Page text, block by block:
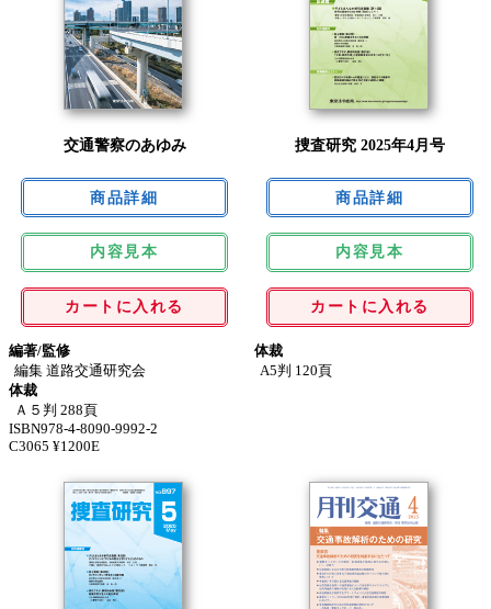
交通警察のあゆみ
内容見本
カートに入れる
編著/監修
編集 道路交通研究会
体裁
Ａ５判 288頁
ISBN978-4-8090-9992-2
C3065 ¥1200E
捜査研究 2025年4月号
内容見本
カートに入れる
体裁
A5判 120頁